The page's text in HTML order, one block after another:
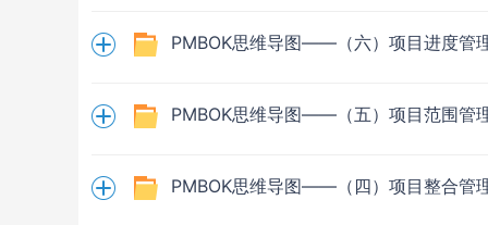
PMBOK思维导图——（六）项目进度管
PMBOK思维导图——（五）项目范围管
PMBOK思维导图——（四）项目整合管